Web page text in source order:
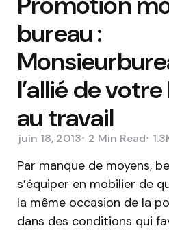
bureau :
l’allié de
au travail
juin 18, 2013 2 Min Read
Par manque de moyens,
s’équiper en mobilier de
la même occasion de la
dans des conditions qui